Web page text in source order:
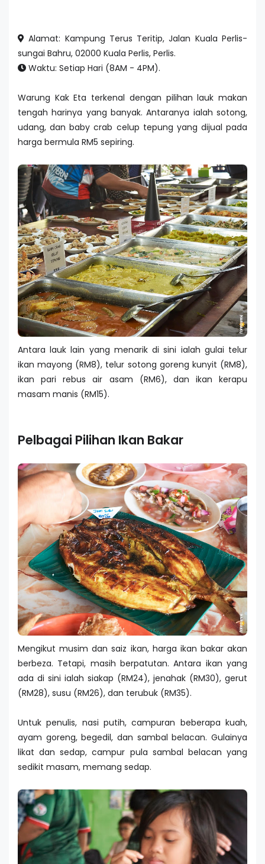
Alamat: Kampung Terus Teritip, Jalan Kuala Perlis-
sungai Bahru, 02000 Kuala Perlis, Perlis.
Waktu: Setiap Hari (8AM - 4PM).
Warung Kak Eta terkenal dengan pilihan lauk makan
tengah harinya yang banyak. Antaranya ialah sotong,
udang, dan baby crab celup tepung yang dijual pada
harga bermula RM5 sepiring.
Antara lauk lain yang menarik di sini ialah gulai telur
ikan mayong (RM8), telur sotong goreng kunyit (RM8),
ikan pari rebus air asam (RM6), dan ikan kerapu
masam manis (RM15).
Pelbagai Pilihan Ikan Bakar
Mengikut musim dan saiz ikan, harga ikan bakar akan
berbeza. Tetapi, masih berpatutan. Antara ikan yang
ada di sini ialah siakap (RM24), jenahak (RM30), gerut
(RM28), susu (RM26), dan terubuk (RM35).
Untuk penulis, nasi putih, campuran beberapa kuah,
ayam goreng, begedil, dan sambal belacan. Gulainya
likat dan sedap, campur pula sambal belacan yang
sedikit masam, memang sedap.